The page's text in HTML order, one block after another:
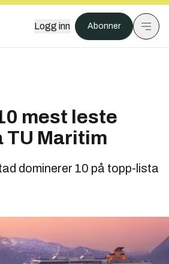
Logg inn Abonner
mest leste
TU Maritim
dominerer 10 på topp-lista